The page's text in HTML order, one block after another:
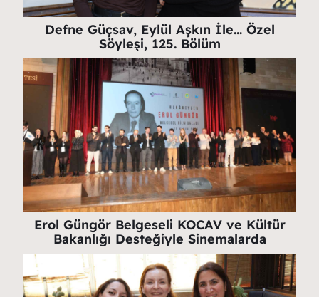
Defne Güçsav, Eylül Aşkın İle… Özel
Söyleşi, 125. Bölüm
Erol Güngör Belgeseli KOCAV ve Kültür
Bakanlığı Desteğiyle Sinemalarda